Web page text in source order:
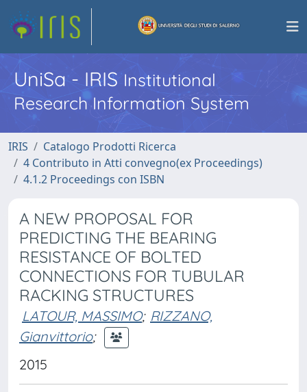
UniSa - IRISInstitutional
Research Information System
IRIS
Catalogo Prodotti Ricerca
4 Contributo in Atti convegno(ex Proceedings)
4.1.2 Proceedings con ISBN
A NEW PROPOSAL FOR
PREDICTING THE BEARING
RESISTANCE OF BOLTED
CONNECTIONS FOR TUBULAR
RACKING STRUCTURES
LATOUR, MASSIMO; RIZZANO,
Gianvittorio;
2015